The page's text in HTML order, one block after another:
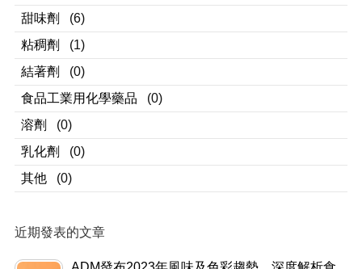
甜味劑
(6)
粘稠劑
(1)
結著劑
(0)
食品工業用化學藥品
(0)
溶劑
(0)
乳化劑
(0)
其他
(0)
近期發表的文章